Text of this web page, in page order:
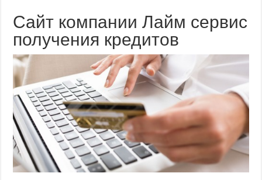
Сайт компании Лайм сервис
получения кредитов